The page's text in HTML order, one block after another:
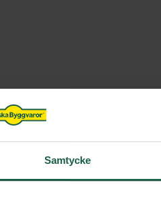
Samtycke
230V 9W 2700k är en